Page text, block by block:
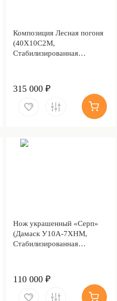
Композиция Лесная погоня
(40Х10С2М,
Стабилизированная
315 000 ₽
Нож украшенный «Серп»
(Дамаск У10А-7ХНМ,
Стабилизированная
тыльника)
110 000 ₽